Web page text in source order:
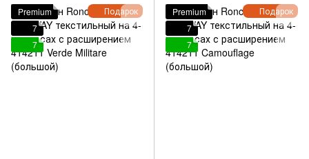
Подарок
Premium
7
7
Подарок
Premium
7
7